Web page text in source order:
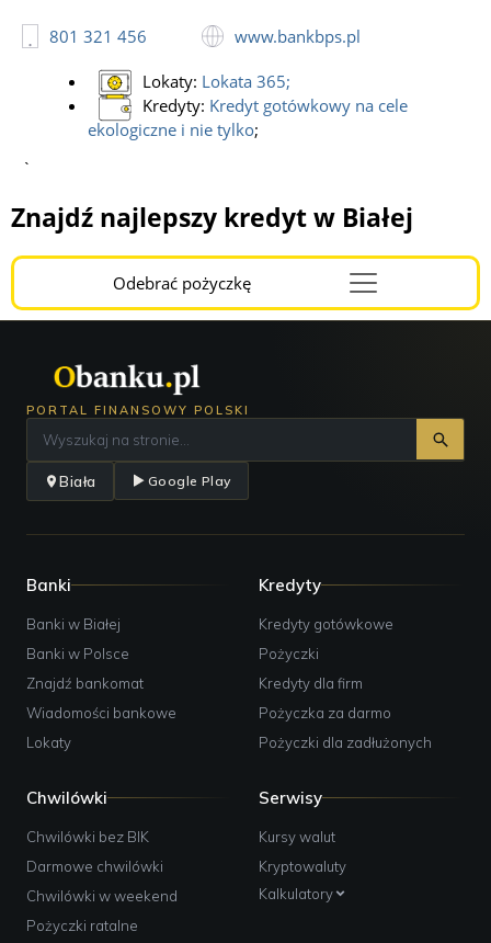
801 321 456 www.bankbps.pl
Lokaty: Lokata 365;
Kredyty: Kredyt gotówkowy na cele
ekologiczne i nie tylko;
`
Znajdź najlepszy kredyt w Białej
Odebrać pożyczkęMenu
Burger
PORTAL FINANSOWY POLSKI
Biała Google Play
Banki
Banki w Białej
Banki w Polsce
Znajdź bankomat
Wiadomości bankowe
Lokaty
Kredyty
Kredyty gotówkowe
Pożyczki
Kredyty dla firm
Pożyczka za darmo
Pożyczki dla zadłużonych
Chwilówki
Chwilówki bez BIK
Darmowe chwilówki
Chwilówki w weekend
Pożyczki ratalne
Serwisy
Kursy walut
Kryptowaluty
Kalkulatory